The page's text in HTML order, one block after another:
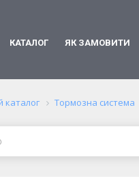
КАТАЛОГ ЯК ЗАМОВИТИ
каталог Тормозна система